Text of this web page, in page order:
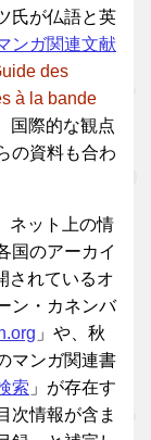
氏が仏語と英
ンガ関連文献
des
à la bande
国際的な観点
の資料も合わ
ネット上の情
国のアーカイ
されているオ
ン・カネンバ
」や、秋
マンガ関連書
索 」が存在す
次情報が含ま